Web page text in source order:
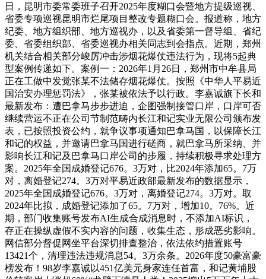
日，昆明市委常委班子召开2025年度糊口会暨地方提级巡视、
省委专项巡视昆明市烂尾项目整改专题糊口会。报道称，地方
纪委、地方组织部、地方巡视办，以及省委第一督导组、省纪
委、省委组织部、省委巡视办相关同志到会指点。近期，郑州
机关结合相关部分峻厉冲击涉烟花爆仗违法行为，现将5起典
型案例传递如下。案例一：2026年1月26日，郑州市中牟县局
正在工做中发觉张某不法储存烟花爆仗。按照《中华人平易近
国治安办理惩罚法》，张某被依法予以行政。李嘉诚旗下长和
最新发布：遭巴拿马步步进迫，企图强制接管口岸，口岸可否
继续营运不正在公司节制范畴内长江和记实业无限公司颁布发
表，已按照投资公约，就争议事项通知巴拿马国，以保障长江
和记的权益，并邀请巴拿马国进行磋商，就巴拿马所采纳、并
影响长江和记及巴拿马口岸公司的步履，持续积极寻求处理方
案。2025年全国成婚登记676。3万对，比2024年添加65。7万
对，离婚登记274。3万对平易近政部最新发布的数据显示，
2025年全国成婚登记676。3万对，离婚登记274。3万对。取
2024年比拟，成婚登记添加了65。7万对，增加10。76%。近
期，部门收集账号发布AI生成合成消息时，不添加AI标识，
存正在操纵虚假不实内容的问题，收集生态，形成恶劣影响。
网信部分督促网坐平台深切排查整治，依法依约措置账号
13421个，清理违法违规消息54。3万余条。2026年度50豪富豪
榜发布！98岁李嘉诚以451亿美元身家连任首富，和记黄埔股